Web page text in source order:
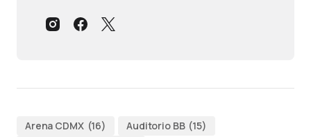
Arena CDMX (16) Auditorio BB (15)